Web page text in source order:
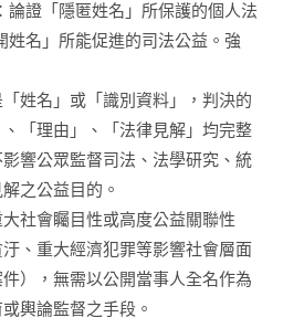
：論證「隱匿姓名」所保護的個人法
姓名」所能促進的司法公益。強
「姓名」或「識別資料」，判決的
、「理由」、「法律見解」均完整
響公眾監督司法、法學研究、統
之公益目的。
社會矚目性或高度公益關聯性
汙、重大經濟犯罪等影響社會層面
），無需以公開當事人全名作為
輿論監督之手段。